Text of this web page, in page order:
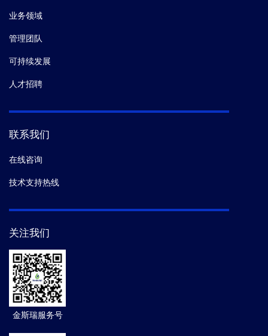
业务领域
管理团队
可持续发展
人才招聘
联系我们
在线咨询
技术支持热线
关注我们
金斯瑞服务号